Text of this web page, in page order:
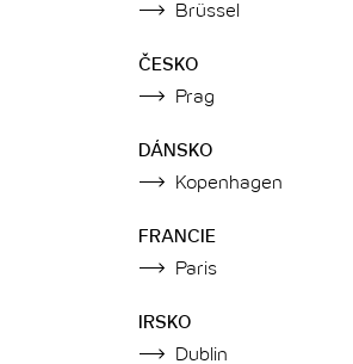
Brüssel
ČESKO
Prag
DÁNSKO
Kopenhagen
FRANCIE
Paris
IRSKO
Dublin